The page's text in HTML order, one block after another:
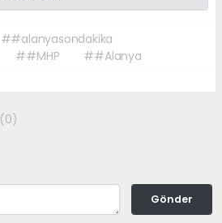
##alanyasondakika
##MHP ##Alanya
(0)
Gönder